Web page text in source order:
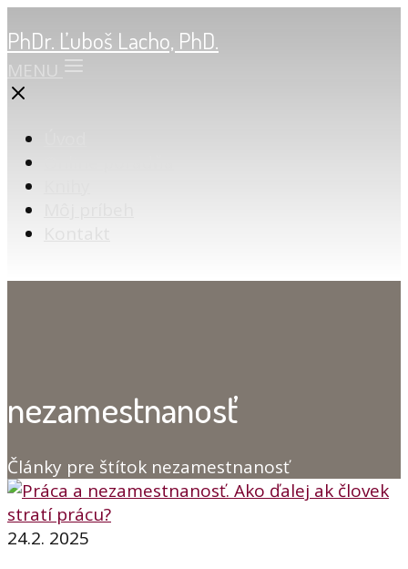
PhDr. Ľuboš Lacho, PhD.
MENU
nezamestnanosť
Články pre štítok nezamestnanosť
24.2. 2025